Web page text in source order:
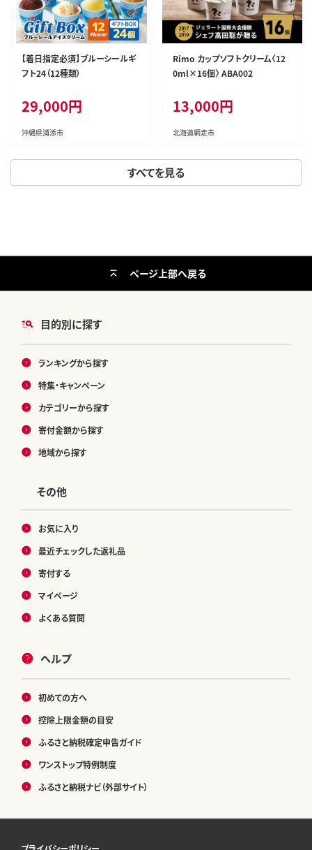
すべてを見る
【着日指定必須】ブルーシールギ
フト24（12種類）
29,000円
沖縄県浦添市
Rimo カップソフトクリーム〈12
0ml×16個〉 ABA002
13,000円
北海道網走市
目的別に探す
ランキングから探す
特集・キャンペーン
カテゴリーから探す
寄付金額から探す
地域から探す
その他
お気に入り
最近チェックした返礼品
寄付する
マイページ
よくある質問
ヘルプ
初めての方へ
控除上限金額の目安
ふるさと納税確定申告ガイド
ワンストップ特例制度
ふるさと納税ナビ（外部サイト）
ページ上部へ戻る
プライバシーポリシー